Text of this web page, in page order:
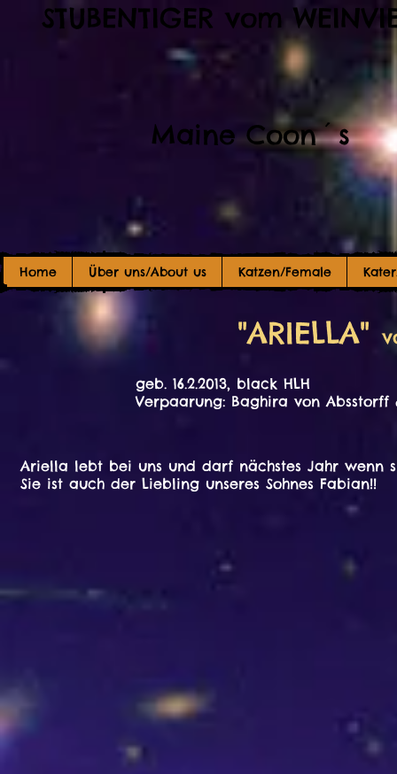
STUBENTIGER vom
Maine Coon´s
Home Über uns/About us Katzen/Female
"ARIELLA"
geb. 16.2.2013, black HLH
Verpaarung: Baghira von
Ariella lebt bei uns und darf nächstes Jahr wenn
Sie ist auch der Liebling unseres Sohnes Fabian!!